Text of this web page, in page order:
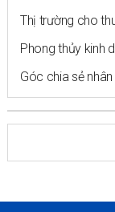
Thị trường cho
Phong thủy kinh
Góc chia sẻ